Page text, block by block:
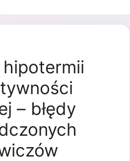
hipotermii
– błędy